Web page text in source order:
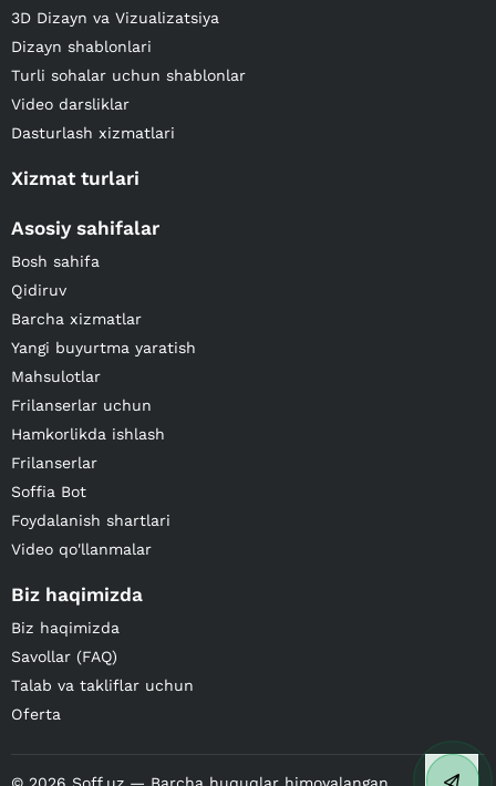
3D Dizayn va Vizualizatsiya
Dizayn shablonlari
Turli sohalar uchun shablonlar
Video darsliklar
Dasturlash xizmatlari
Xizmat turlari
Asosiy sahifalar
Bosh sahifa
Qidiruv
Barcha xizmatlar
Yangi buyurtma yaratish
Mahsulotlar
Frilanserlar uchun
Hamkorlikda ishlash
Frilanserlar
Soffia Bot
Foydalanish shartlari
Video qo'llanmalar
Biz haqimizda
Biz haqimizda
Savollar (FAQ)
Talab va takliflar uchun
Oferta